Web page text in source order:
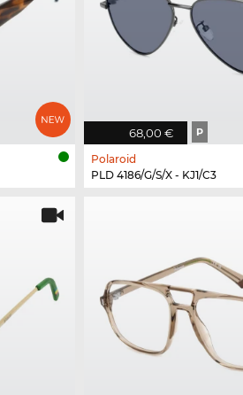
68,00 € P
Polaroid
PLD 4186/G/S/X - KJ1/C3